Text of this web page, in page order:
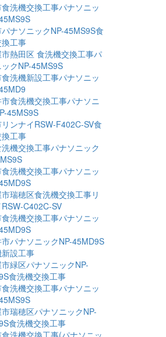
洗機交換工事パナソニッ
ナソニックNP-45MS9S食
工事
熱田区 食洗機交換工事パ
クNP-45MS9S
洗機新設工事パナソニッ
食洗機交換工事パナソニ
45MS9S
ンナイRSW-F402C-SV食
工事
機交換工事パナソニック
洗機交換工事パナソニッ
瑞穂区食洗機交換工事リ
C402C-SV
洗機交換工事パナソニッ
パナソニックNP-45MD9S
設工事
緑区パナソニックNP-
食洗機交換工事
洗機交換工事パナソニッ
瑞穂区パナソニックNP-
食洗機交換工事
洗機交換工事(パナソニッ